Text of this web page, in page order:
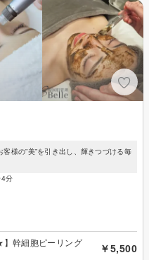
様の”美”を引き出し、輝きつづける毎
4分
】幹細胞ピーリング
￥5,500